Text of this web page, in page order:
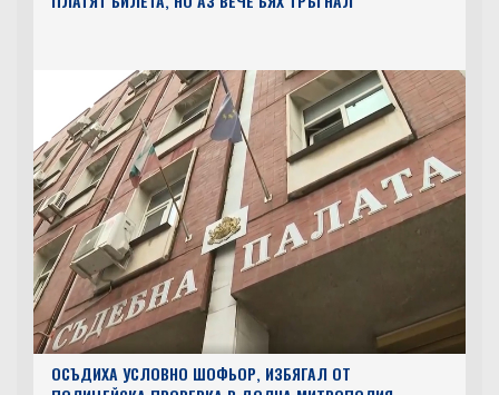
ОСЪДИХА УСЛОВНО ШОФЬОР, ИЗБЯГАЛ ОТ